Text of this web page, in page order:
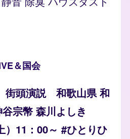
＆国会
街頭演説 和歌山県 和
宗幣 森川よしき
）11：00～ #ひとりひ